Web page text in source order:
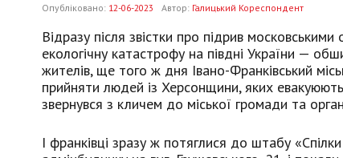
Опубліковано: 12-06-2023 Автор: Галицький Кореспондент
Відразу після звістки про підрив
екологічну катастрофу на півдні України —
жителів, ще того ж дня Івано-Франківський
прийняти людей із Херсонщини, яких
звернувся з кличем до міської громади та
І франківці зразу ж потяглися до штабу